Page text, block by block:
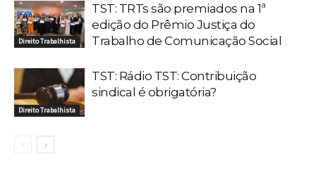
Direito Trabalhista
TST: TRTs são premiados na 1ª
edição do Prêmio Justiça do
Trabalho de Comunicação Social
Direito Trabalhista
TST: Rádio TST: Contribuição
sindical é obrigatória?